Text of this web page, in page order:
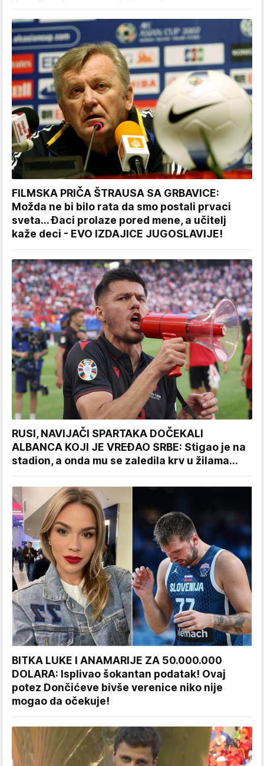
FILMSKA PRIČA ŠTRAUSA SA GRBAVICE:
Možda ne bi bilo rata da smo postali prvaci
sveta... Đaci prolaze pored mene, a učitelj
kaže deci - EVO IZDAJICE JUGOSLAVIJE!
RUSI, NAVIJAČI SPARTAKA DOČEKALI
ALBANCA KOJI JE VREĐAO SRBE: Stigao je na
stadion, a onda mu se zaledila krv u žilama...
BITKA LUKE I ANAMARIJE ZA 50.000.000
DOLARA: Isplivao šokantan podatak! Ovaj
potez Dončićeve bivše verenice niko nije
mogao da očekuje!